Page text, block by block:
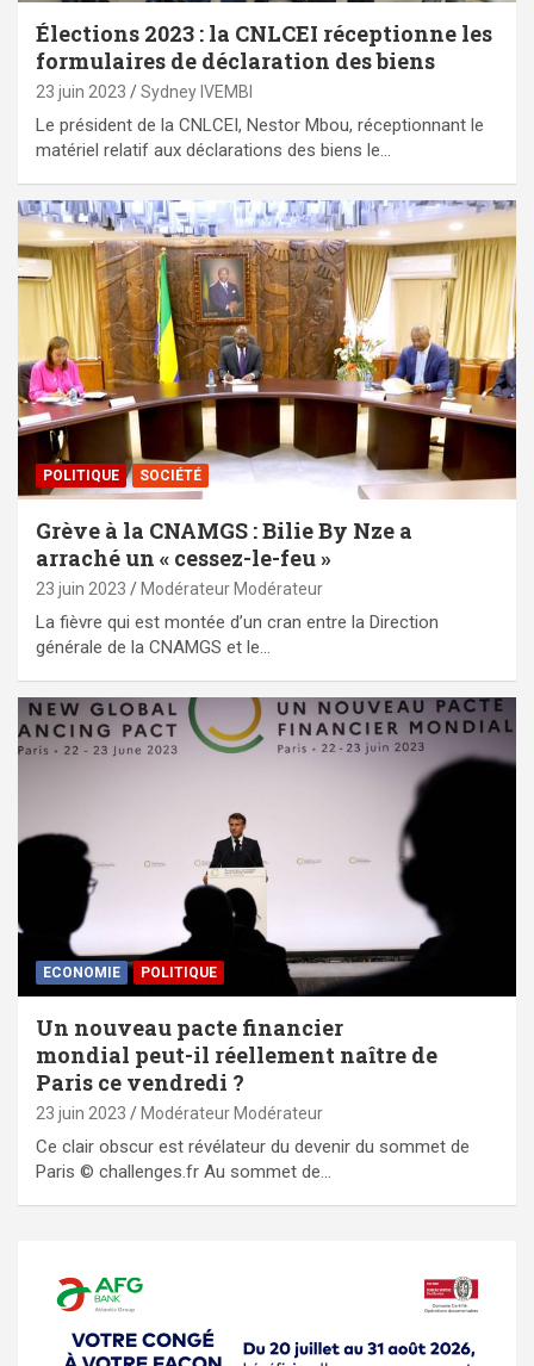
Élections 2023 : la CNLCEI réceptionne les
formulaires de déclaration des biens
23 juin 2023 Sydney IVEMBI
Le président de la CNLCEI, Nestor Mbou, réceptionnant le
matériel relatif aux déclarations des biens le…
POLITIQUE SOCIÉTÉ
Grève à la CNAMGS : Bilie By Nze a
arraché un « cessez-le-feu »
23 juin 2023 Modérateur Modérateur
La fièvre qui est montée d’un cran entre la Direction
générale de la CNAMGS et le…
ECONOMIE POLITIQUE
Un nouveau pacte financier
mondial peut-il réellement naître de
Paris ce vendredi ?
23 juin 2023 Modérateur Modérateur
Ce clair obscur est révélateur du devenir du sommet de
Paris © challenges.fr Au sommet de…